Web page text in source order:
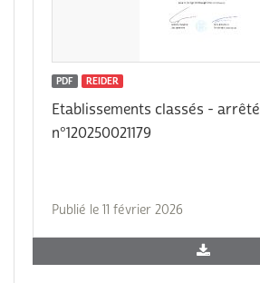
PDF REIDER
Etablissements classés - arrêté
n°120250021179
Publié le 11 février 2026